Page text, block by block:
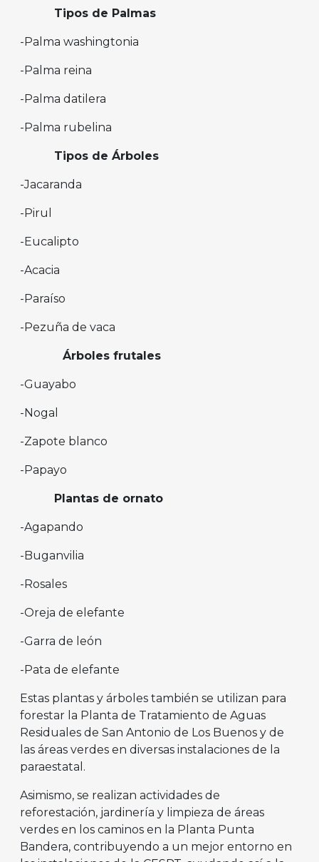
Tipos de Palmas
-Palma washingtonia
-Palma reina
-Palma datilera
-Palma rubelina
Tipos de Árboles
-Jacaranda
-Pirul
-Eucalipto
-Acacia
-Paraíso
-Pezuña de vaca
Árboles frutales
-Guayabo
-Nogal
-Zapote blanco
-Papayo
Plantas de ornato
-Agapando
-Buganvilia
-Rosales
-Oreja de elefante
-Garra de león
-Pata de elefante
Estas plantas y árboles también se utilizan para
forestar la Planta de Tratamiento de Aguas
Residuales de San Antonio de Los Buenos y de
las áreas verdes en diversas instalaciones de la
paraestatal.
Asimismo, se realizan actividades de
reforestación, jardinería y limpieza de áreas
verdes en los caminos en la Planta Punta
Bandera, contribuyendo a un mejor entorno en